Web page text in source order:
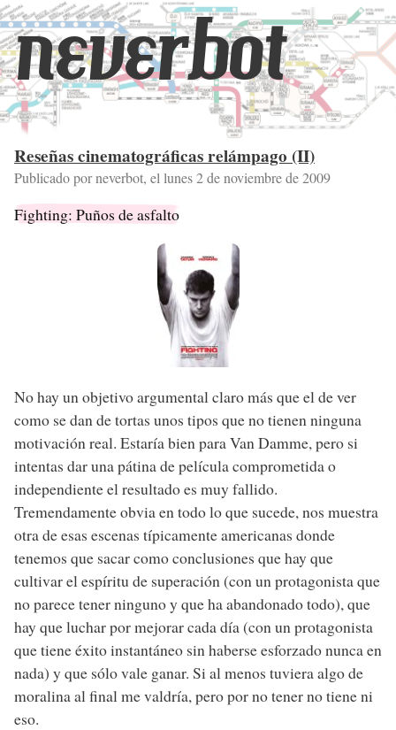
neverbot
Reseñas cinematográficas relámpago (II)
Publicado por neverbot, el lunes 2 de noviembre de 2009
Fighting: Puños de asfalto
No hay un objetivo argumental claro más que el de ver
como se dan de tortas unos tipos que no tienen ninguna
motivación real. Estaría bien para Van Damme, pero si
intentas dar una pátina de película comprometida o
independiente el resultado es muy fallido.
Tremendamente obvia en todo lo que sucede, nos muestra
otra de esas escenas típicamente americanas donde
tenemos que sacar como conclusiones que hay que
cultivar el espíritu de superación (con un protagonista que
no parece tener ninguno y que ha abandonado todo), que
hay que luchar por mejorar cada día (con un protagonista
que tiene éxito instantáneo sin haberse esforzado nunca en
nada) y que sólo vale ganar. Si al menos tuviera algo de
moralina al final me valdría, pero por no tener no tiene ni
eso.